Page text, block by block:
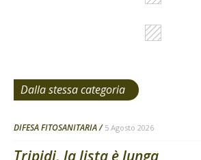
Dalla stessa categoria
DIFESA FITOSANITARIA 5 Agosto 2026
Tripidi, la lista è lunga